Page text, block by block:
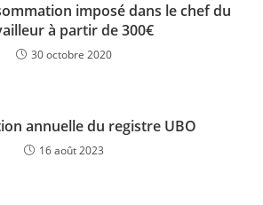
imposé dans le chef du
à partir de 300€
30 octobre 2020
annuelle du registre UBO
16 août 2023